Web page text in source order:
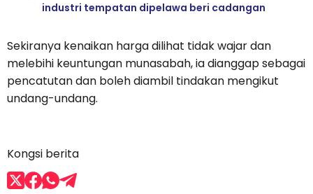
industri tempatan dipelawa beri cadangan
Sekiranya kenaikan harga dilihat tidak wajar dan
melebihi keuntungan munasabah, ia dianggap sebagai
pencatutan dan boleh diambil tindakan mengikut
undang-undang.
Kongsi berita